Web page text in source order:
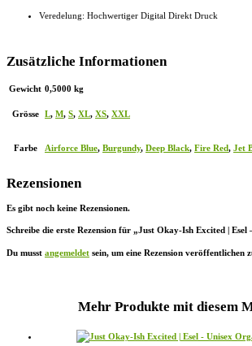
Veredelung: Hochwertiger Digital Direkt Druck
Zusätzliche Informationen
Gewicht 0,5000 kg
Grösse L, M, S, XL, XS, XXL
Farbe Airforce Blue, Burgundy, Deep Black, Fire Red, Jet
Rezensionen
Es gibt noch keine Rezensionen.
Schreibe die erste Rezension für „Just Okay-Ish Excited | Esel
Du musst angemeldet sein, um eine Rezension veröffentlichen
Mehr Produkte mit diesem